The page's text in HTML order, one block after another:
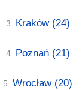
3. Kraków (24)
4. Poznań (21)
5. Wrocław (20)